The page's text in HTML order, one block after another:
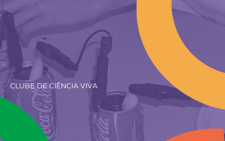
CLUBE DE CIÊNCIA VIVA